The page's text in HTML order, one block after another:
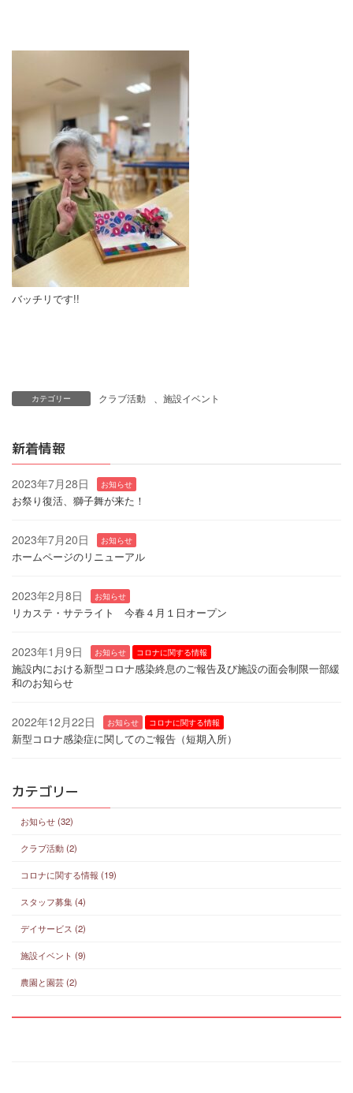
バッチリです!!
カテゴリー クラブ活動 施設イベント
新着情報
2023年7月28日 お知らせ
お祭り復活、獅子舞が来た！
2023年7月20日 お知らせ
ホームページのリニューアル
2023年2月8日 お知らせ
リカステ・サテライト 今春４月１日オープン
2023年1月9日 お知らせ コロナに関する情報
施設内における新型コロナ感染終息のご報告及び施設の面会制限一部緩
和のお知らせ
2022年12月22日 お知らせ コロナに関する情報
新型コロナ感染症に関してのご報告（短期入所）
カテゴリー
お知らせ (32)
クラブ活動 (2)
コロナに関する情報 (19)
スタッフ募集 (4)
デイサービス (2)
施設イベント (9)
農園と園芸 (2)